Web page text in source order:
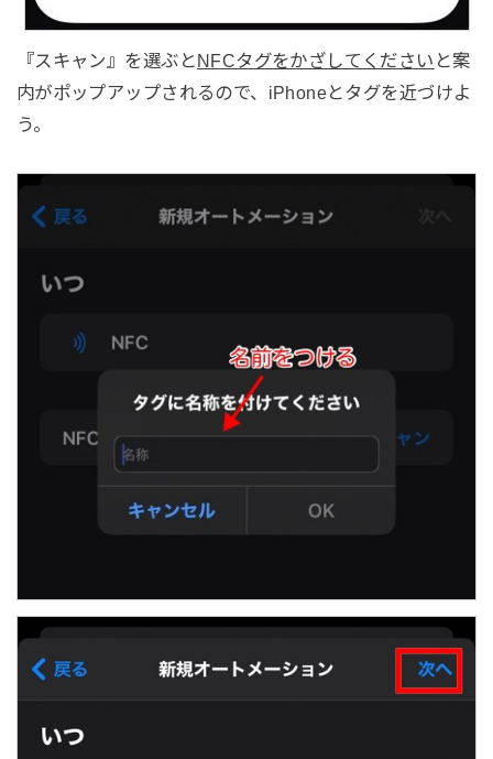
『スキャン』を選ぶとNFCタグをかざしてください と案
内がポップアップされるので、iPhoneとタグを近づけよ
う。